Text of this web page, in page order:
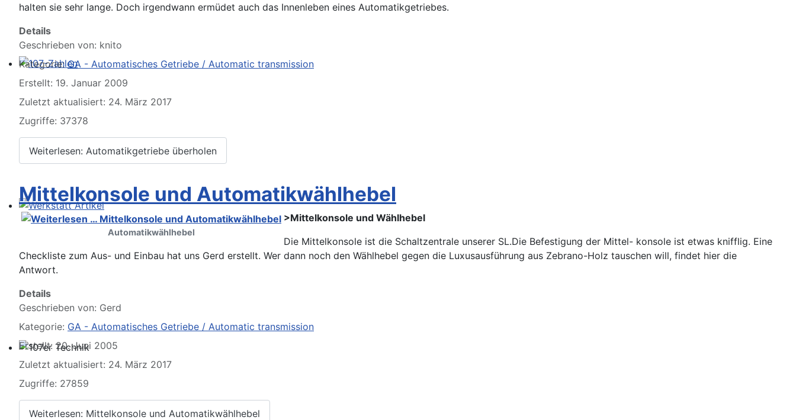
107-Zahlen
Werkstatt Artikel
107er Technik
halten sie sehr lange. Doch irgendwann ermüdet auch das Innenleben eines Automatikgetriebes.
Details
Geschrieben von: knito
Kategorie:GA - Automatisches Getriebe / Automatic transmission
Erstellt: 19. Januar 2009
Zuletzt aktualisiert: 24. März 2017
Zugriffe: 37378
Weiterlesen: Automatikgetriebe überholen
Mittelkonsole und Automatikwählhebel
Automatikwählhebel
>Mittelkonsole und Wählhebel
Die Mittelkonsole ist die Schaltzentrale unserer SL.Die Befestigung der Mittel- konsole ist etwas knifflig. Eine
Checkliste zum Aus- und Einbau hat uns Gerd erstellt. Wer dann noch den Wählhebel gegen die Luxusausführung aus Zebrano-Holz tauschen will, findet hier die
Antwort.
Details
Geschrieben von: Gerd
Kategorie: GA - Automatisches Getriebe / Automatic transmission
Erstellt: 20. Juni 2005
Zuletzt aktualisiert: 24. März 2017
Zugriffe: 27859
Weiterlesen: Mittelkonsole und Automatikwählhebel